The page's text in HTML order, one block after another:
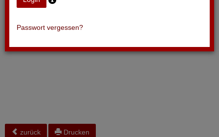
Passwort vergessen?
zurück Drucken